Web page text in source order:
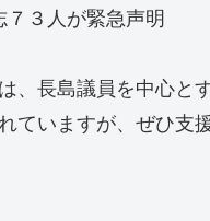
３人が緊急声明
、長島議員を中心と
ていますが、ぜひ支